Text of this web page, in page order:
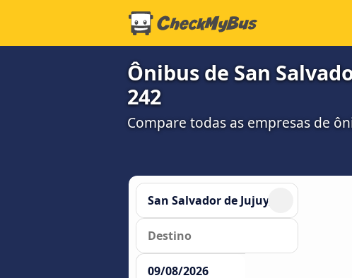
Ônibus de San
242
Compare todas as empresas de